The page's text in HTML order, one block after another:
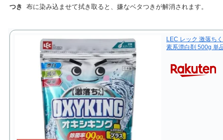
つき
布に染み込ませて拭き取ると、嫌なベタつきが解消されます。
LEC レック 激落ち
素系漂白剤 500g 単